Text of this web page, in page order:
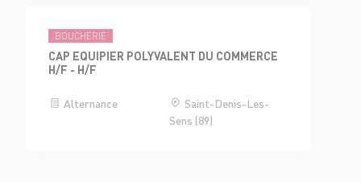
BOUCHERIE
CAP EQUIPIER POLYVALENT DU COMMERCE
H/F - H/F
Alternance
Saint-Denis-Les-
Sens (89)